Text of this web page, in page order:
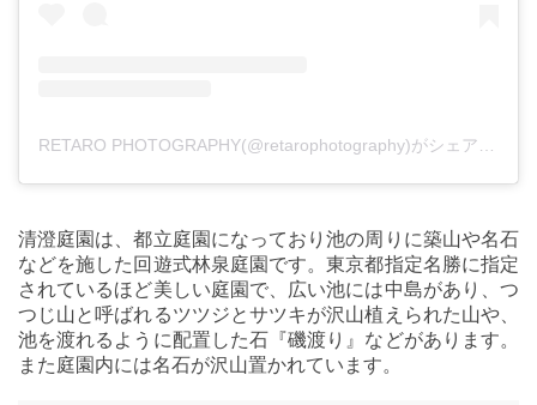
清澄庭園は、都立庭園になっており池の周りに築山や名石
などを施した回遊式林泉庭園です。東京都指定名勝に指定
されているほど美しい庭園で、広い池には中島があり、つ
つじ山と呼ばれるツツジとサツキが沢山植えられた山や、
池を渡れるように配置した石『磯渡り』などがあります。
また庭園内には名石が沢山置かれています。